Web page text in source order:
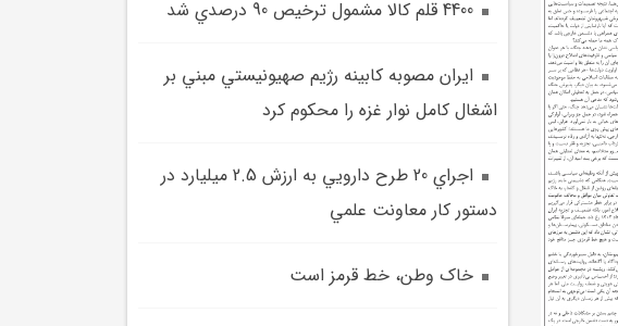
4400 قلم کالا مشمول ترخيص 90 درصدي شد
ايران مصوبه کابينه رژيم صهيونيستي مبني بر
اشغال کامل نوار غزه را محکوم کرد
اجراي 20 طرح دارويي به ارزش 2.5 ميليارد در
دستور کار معاونت علمي
خاک وطن، خط قرمز است